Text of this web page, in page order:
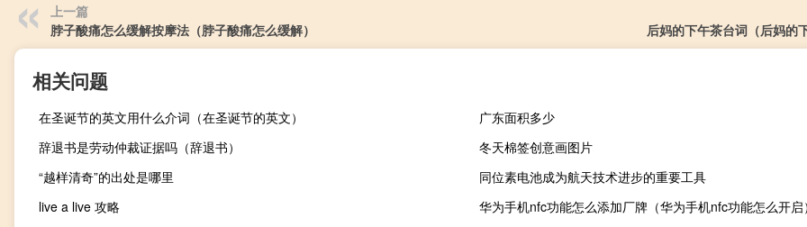
上一篇
脖子酸痛怎么缓解按摩法（脖子酸痛怎么缓解）
后妈的下午茶台词（后妈的
相关问题
在圣诞节的英文用什么介词（在圣诞节的英文）
广东面积多少
辞退书是劳动仲裁证据吗（辞退书）
冬天棉签创意画图片
“越样清奇”的出处是哪里
同位素电池成为航天技术进步的重要工具
live a live 攻略
华为手机nfc功能怎么添加厂牌（华为手机nfc功能怎么开启